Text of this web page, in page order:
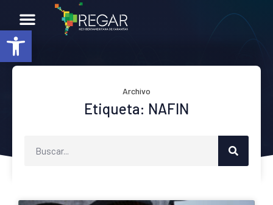
Abrir barra de herramientas
Archivo
Etiqueta: NAFIN